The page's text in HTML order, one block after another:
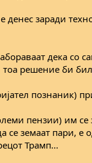
заради
дека со
решение би
познаник)
пензии) им
се земаат пари, е
Трамп...